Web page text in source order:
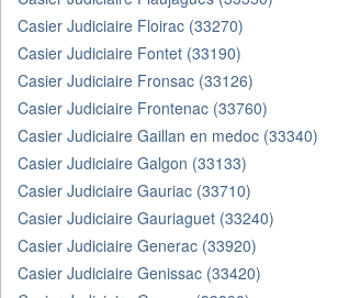
Casier Judiciaire Floirac (33270)
Casier Judiciaire Fontet (33190)
Casier Judiciaire Fronsac (33126)
Casier Judiciaire Frontenac (33760)
Casier Judiciaire Gaillan en medoc (33340)
Casier Judiciaire Galgon (33133)
Casier Judiciaire Gauriac (33710)
Casier Judiciaire Gauriaguet (33240)
Casier Judiciaire Generac (33920)
Casier Judiciaire Genissac (33420)